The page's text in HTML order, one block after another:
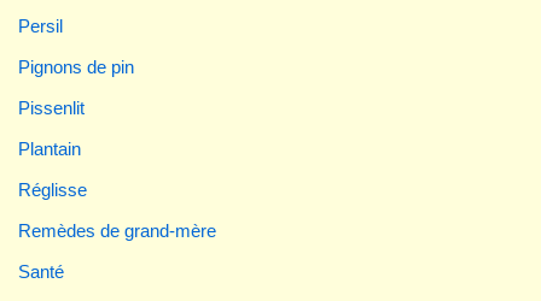
Persil
Pignons de pin
Pissenlit
Plantain
Réglisse
Remèdes de grand-mère
Santé